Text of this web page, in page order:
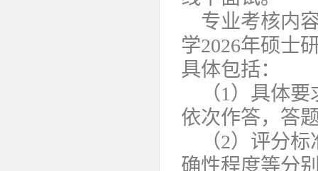
专业考核内
学2026年硕士
具体包括：
（1）具体
依次作答，答
（2）评分
确性程度等分